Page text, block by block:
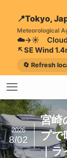
📍Tokyo,
Meteorological
☁️→☀️ Cloudy
↖️SE Wind
🔄 Refresh
宮崎
プで
｜ラ
2026
8/02